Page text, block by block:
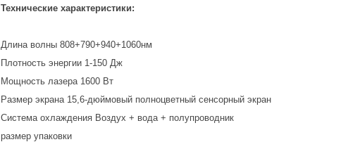
Технические характеристики:
Длина волны 808+790+940+1060нм
Плотность энергии 1-150 Дж
Мощность лазера 1600 Вт
Размер экрана 15,6-дюймовый полноцветный сенсорный экран
Система охлаждения Воздух + вода + полупроводник
размер упаковки